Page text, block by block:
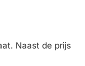
Naast de prijs